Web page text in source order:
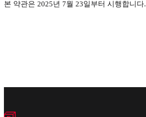
본 약관은 2025년 7월 23일부터 시행합니다.